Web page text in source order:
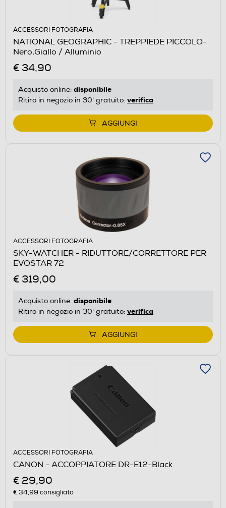
ACCESSORI FOTOGRAFIA
NATIONAL GEOGRAPHIC - TREPPIEDE PICCOLO-
Nero,Giallo / Alluminio
€ 34,90
Acquisto online: disponibile
Ritiro in negozio in 30' gratuito: verifica
AGGIUNGI
ACCESSORI FOTOGRAFIA
SKY-WATCHER - RIDUTTORE/CORRETTORE PER
EVOSTAR 72
€ 319,00
Acquisto online: disponibile
Ritiro in negozio in 30' gratuito: verifica
AGGIUNGI
ACCESSORI FOTOGRAFIA
CANON - ACCOPPIATORE DR-E12-Black
€ 29,90
€ 34,99 consigliato